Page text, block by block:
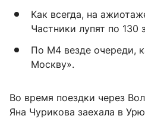
Как всегда, на
Частники лупят по 130
По М4 везде очереди,
Москву».
Во время поездки через
Яна Чурикова заехала в